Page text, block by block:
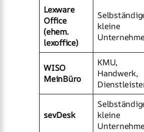
Lexware
Office
(ehem.
lexoffice)
kleine
WISO
MeinBüro
KMU,
Handwerk,
sevDesk
kleine